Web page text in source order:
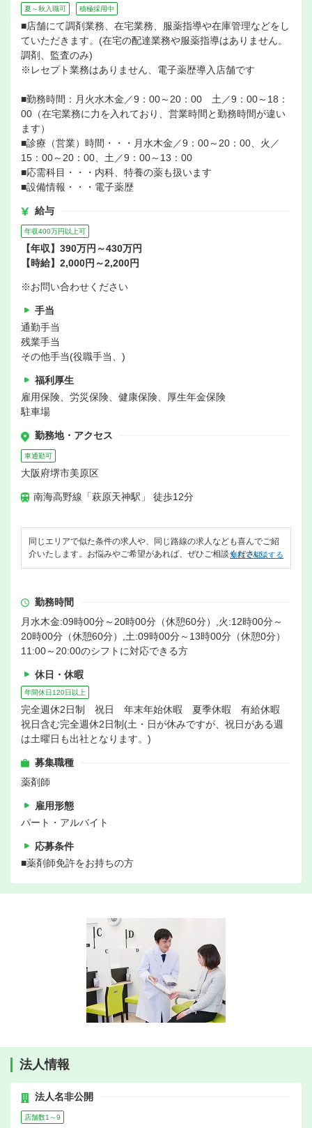
夏～秋入職可 積極採用中
■店舗にて調剤業務、在宅業務、服薬指導や在庫管理などをし
ていただきます。(在宅の配達業務や服薬指導はありません。
調剤、監査のみ)
※レセプト業務はありません、電子薬歴導入店舗です
■勤務時間：月火水木金／9：00～20：00 土／9：00～18：
00（在宅業務に力を入れており、営業時間と勤務時間が違い
ます）
■診療（営業）時間・・・月水木金／9：00～20：00、火／
15：00～20：00、土／9：00～13：00
■応需科目・・・内科、特養の薬も扱います
■設備情報・・・電子薬歴
給与
年収400万円以上可
【年収】390万円～430万円
【時給】2,000円～2,200円
※お問い合わせください
手当
通勤手当
残業手当
その他手当(役職手当、)
福利厚生
雇用保険、労災保険、健康保険、厚生年金保険
駐車場
勤務地・アクセス
車通勤可
大阪府堺市美原区
南海高野線「萩原天神駅」 徒歩12分
同じエリアで似た条件の求人や、同じ路線の求人なども喜んでご紹
介いたします。お悩みやご希望があれば、ぜひご相談ください。
無料で相談する
勤務時間
月水木金:09時00分～20時00分（休憩60分）,火:12時00分～
20時00分（休憩60分）,土:09時00分～13時00分（休憩0分）
11:00～20:00のシフトに対応できる方
休日・休暇
年間休日120日以上
完全週休2日制 祝日 年末年始休暇 夏季休暇 有給休暇
祝日含む完全週休2日制(土・日が休みですが、祝日がある週
は土曜日も出社となります。)
募集職種
薬剤師
雇用形態
パート・アルバイト
応募条件
■薬剤師免許をお持ちの方
法人情報
法人名非公開
店舗数1～9